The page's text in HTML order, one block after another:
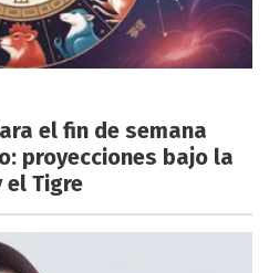
el fin de semana
proyecciones bajo la
el Tigre